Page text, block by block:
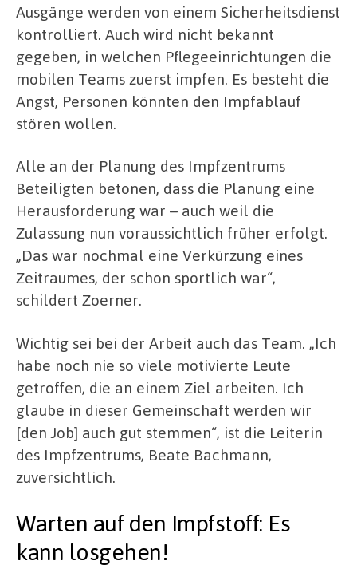
Ausgänge werden von einem Sicherheitsdienst
kontrolliert. Auch wird nicht bekannt
gegeben, in welchen Pflegeeinrichtungen die
mobilen Teams zuerst impfen. Es besteht die
Angst, Personen könnten den Impfablauf
stören wollen.
Alle an der Planung des Impfzentrums
Beteiligten betonen, dass die Planung eine
Herausforderung war – auch weil die
Zulassung nun voraussichtlich früher erfolgt.
„Das war nochmal eine Verkürzung eines
Zeitraumes, der schon sportlich war“,
schildert Zoerner.
Wichtig sei bei der Arbeit auch das Team. „Ich
habe noch nie so viele motivierte Leute
getroffen, die an einem Ziel arbeiten. Ich
glaube in dieser Gemeinschaft werden wir
[den Job] auch gut stemmen“, ist die Leiterin
des Impfzentrums, Beate Bachmann,
zuversichtlich.
Warten auf den Impfstoff: Es
kann losgehen!